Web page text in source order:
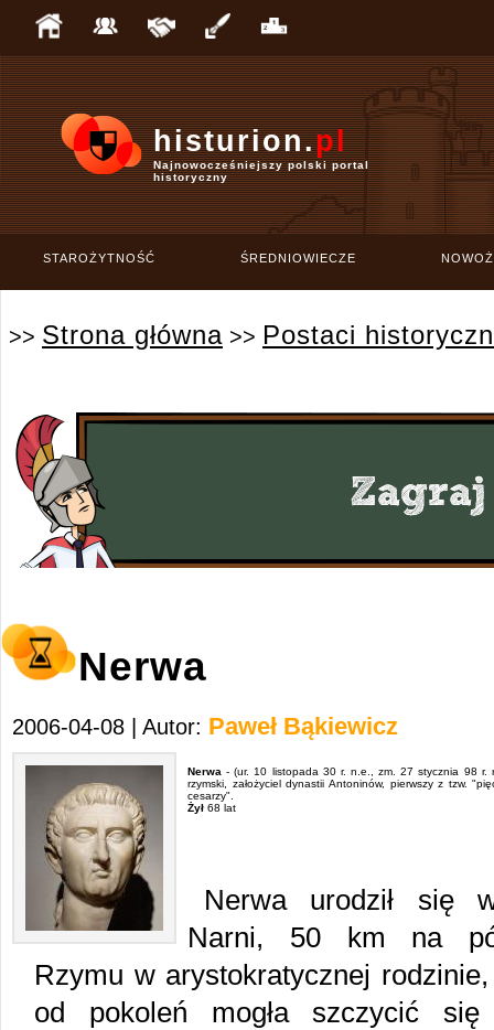
histurion.pl
Najnowocześniejszy polski portal
historyczny
STAROŻYTNOŚĆ ŚREDNIOWIECZE
>> Strona główna >> Postaci
Nerwa
2006-04-08 | Autor: Paweł Bąkiewicz
Nerwa - (ur. 10 listopada 30 r. n.e., zm. 27 stycznia 98 r.
rzymski, założyciel dynastii Antoninów, pierwszy z tzw.
cesarzy".
Żył 68 lat
Nerwa urodził się
Narni, 50 km na
Rzymu w arystokratycznej
od pokoleń mogła szczycić się